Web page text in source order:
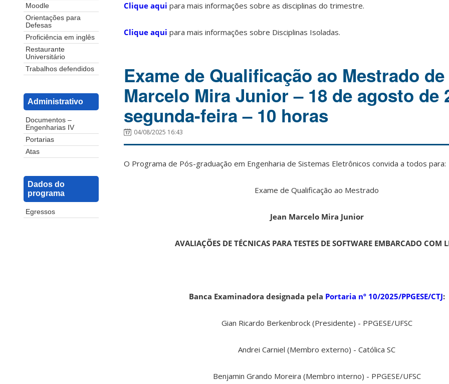
Moodle
Orientações para
Defesas
Proficiência em inglês
Restaurante
Universitário
Trabalhos defendidos
Administrativo
Documentos –
Engenharias IV
Portarias
Atas
Dados do
programa
Egressos
Clique aqui para mais informações sobre as disciplinas do trimestre.
Clique aqui para mais informações sobre Disciplinas Isoladas.
Exame de Qualificação ao Mestrado
Marcelo Mira Junior – 18 de agosto de
segunda-feira – 10 horas
04/08/2025 16:43
O Programa de Pós-graduação em Engenharia de Sistemas Eletrônicos convida a todos para:
Exame de Qualificação ao Mestrado
Jean Marcelo Mira Junior
AVALIAÇÕES DE TÉCNICAS PARA TESTES DE SOFTWARE EMBARCADO COM
Banca Examinadora designada pela Portaria nº 10/2025/PPGESE/CTJ:
Gian Ricardo Berkenbrock (Presidente) - PPGESE/UFSC
Andrei Carniel (Membro externo) - Católica SC
Benjamin Grando Moreira (Membro interno) - PPGESE/UFSC